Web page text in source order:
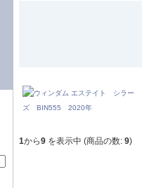
1から9 を表示中 (商品の数: 9)